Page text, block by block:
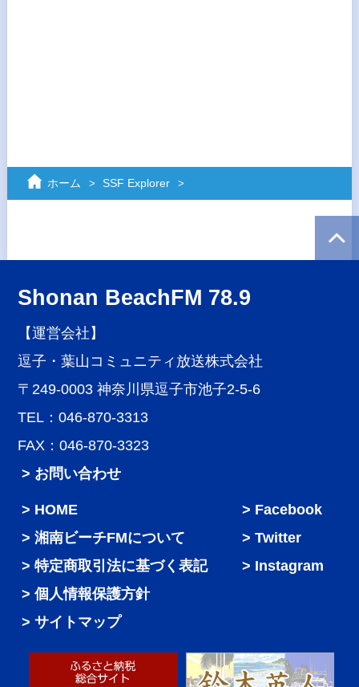
ホーム SSF Explorer
Shonan BeachFM 78.9
【運営会社】
逗子・葉山コミュニティ放送株式会社
〒249-0003 神奈川県逗子市池子2-5-6
TEL：046-870-3313
FAX：046-870-3323
> お問い合わせ
HOME
湘南ビーチFMについて
特定商取引法に基づく表記
個人情報保護方針
サイトマップ
Facebook
Twitter
Instagram